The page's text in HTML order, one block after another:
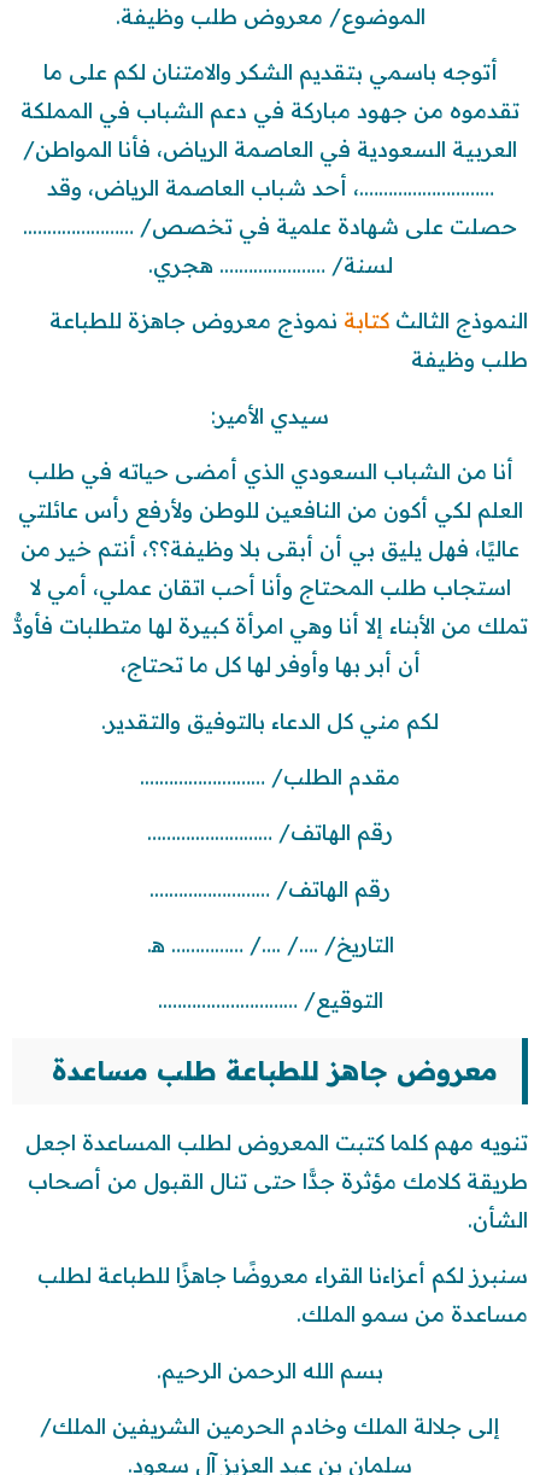
الموضوع/ معروض طلب وظيفة.
أتوجه باسمي بتقديم الشكر والامتنان لكم على ما
تقدموه من جهود مباركة في دعم الشباب في المملكة
العربية السعودية في العاصمة الرياض، فأنا المواطن/
……………………….، أحد شباب العاصمة الرياض، وقد
حصلت على شهادة علمية في تخصص/ …………………..
لسنة/ …………………. هجري.
النموذج الثالث كتابة نموذج معروض جاهزة للطباعة
طلب وظيفة
سيدي الأمير:
أنا من الشباب السعودي الذي أمضى حياته في طلب
العلم لكي أكون من النافعين للوطن ولأرفع رأس عائلتي
عاليًا، فهل يليق بي أن أبقى بلا وظيفة؟؟، أنتم خير من
استجاب طلب المحتاج وأنا أحب اتقان عملي، أمي لا
تملك من الأبناء إلا أنا وهي امرأة كبيرة لها متطلبات فأودُّ
أن أبر بها وأوفر لها كل ما تحتاج،
لكم مني كل الدعاء بالتوفيق والتقدير.
مقدم الطلب/ ……….…………….
رقم الهاتف/ ……………..………
رقم الهاتف/ …………………….
التاريخ/ .…/ .…/ …………… ه‍.
التوقيع/ ………………………..
معروض جاهز للطباعة طلب مساعدة
تنويه مهم كلما كتبت المعروض لطلب المساعدة اجعل
طريقة كلامك مؤثرة جدًّا حتى تنال القبول من أصحاب
الشأن.
سنبرز لكم أعزاءنا القراء معروضًا جاهزًا للطباعة لطلب
مساعدة من سمو الملك.
بسم الله الرحمن الرحيم.
إلى جلالة الملك وخادم الحرمين الشريفين الملك/
سلمان بن عبد العزيز آل سعود.